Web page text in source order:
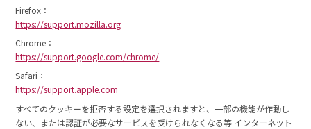
Firefox：
https://support.mozilla.org
Chrome：
https://support.google.com/chrome/
Safari：
https://support.apple.com
すべてのクッキーを拒否する設定を選択されますと、一部の機能が作動し
ない、または認証が必要なサービスを受けられなくなる等 インターネット